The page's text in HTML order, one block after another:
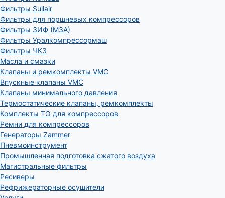
Фильтры Sullair
Фильтры для поршневых компрессоров
Фильтры ЗИФ (МЗА)
Фильтры Уралкомпрессормаш
Фильтры ЧКЗ
Масла и смазки
Клапаны и ремкомплекты VMC
Впускные клапаны VMC
Клапаны минимального давления
Термостатические клапаны, ремкомплекты
Комплекты ТО для компрессоров
Ремни для компрессоров
Генераторы Zammer
Пневмоинструмент
Промышленная подготовка сжатого воздуха
Магистральные фильтры
Ресиверы
Рефрижераторные осушители